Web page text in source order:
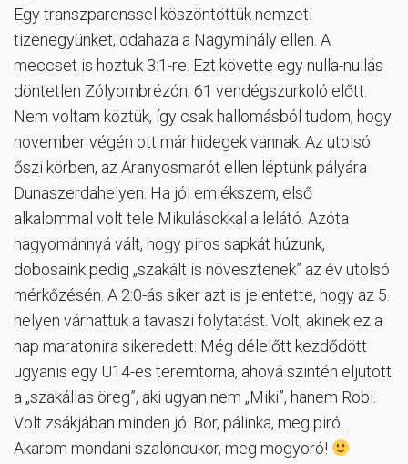
Egy transzparenssel köszöntöttük nemzeti
tizenegyünket, odahaza a Nagymihály ellen. A
meccset is hoztuk 3:1-re. Ezt követte egy nulla-nullás
döntetlen Zólyombrézón, 61 vendégszurkoló előtt.
Nem voltam köztük, így csak hallomásból tudom, hogy
november végén ott már hidegek vannak. Az utolsó
őszi körben, az Aranyosmarót ellen léptünk pályára
Dunaszerdahelyen. Ha jól emlékszem, első
alkalommal volt tele Mikulásokkal a lelátó. Azóta
hagyománnyá vált, hogy piros sapkát húzunk,
dobosaink pedig „szakált is növesztenek” az év utolsó
mérkőzésén. A 2:0-ás siker azt is jelentette, hogy az 5.
helyen várhattuk a tavaszi folytatást. Volt, akinek ez a
nap maratonira sikeredett. Még délelőtt kezdődött
ugyanis egy U14-es teremtorna, ahová szintén eljutott
a „szakállas öreg”, aki ugyan nem „Miki”, hanem Robi.
Volt zsákjában minden jó. Bor, pálinka, meg piró…
Akarom mondani szaloncukor, meg mogyoró!